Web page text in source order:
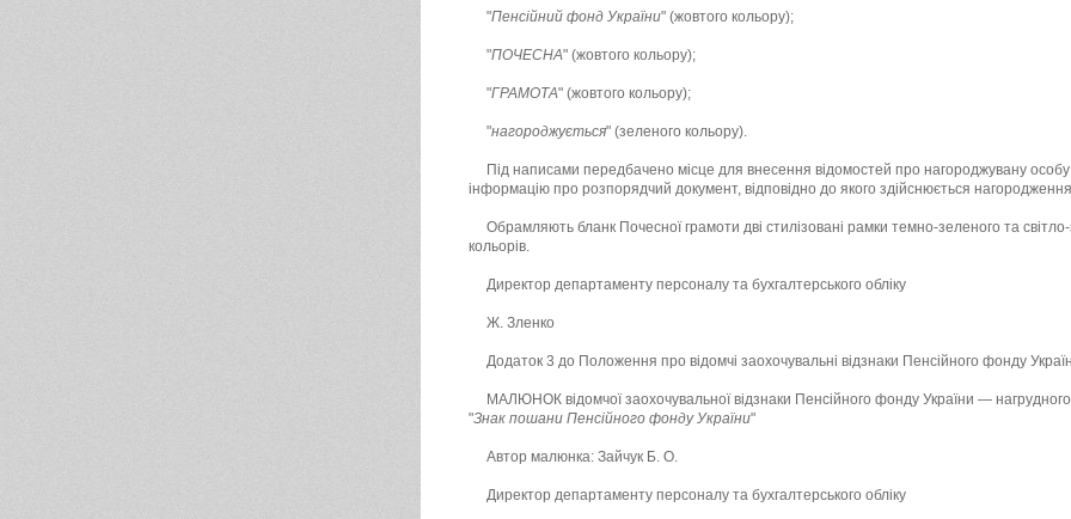
"Пенсійний фонд України" (жовтого кольору);
"ПОЧЕСНА" (жовтого кольору);
"ГРАМОТА" (жовтого кольору);
"нагороджується" (зеленого кольору).
Під написами передбачено місце для внесення відомостей про нагороджувану
інформацію про розпорядчий документ, відповідно до якого здійснюється
Обрамляють бланк Почесної грамоти дві стилізовані рамки темно-зеленого та
кольорів.
Директор департаменту персоналу та бухгалтерського обліку
Ж. Зленко
Додаток 3 до Положення про відомчі заохочувальні відзнаки Пенсійного фонду
МАЛЮНОК відомчої заохочувальної відзнаки Пенсійного фонду України —
"Знак пошани Пенсійного фонду України"
Автор малюнка: Зайчук Б. О.
Директор департаменту персоналу та бухгалтерського обліку